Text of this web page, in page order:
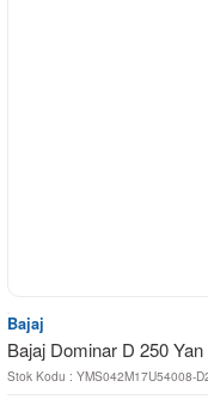
Bajaj
Bajaj Dominar D 250
Stok Kodu : YMS042M17U54008-